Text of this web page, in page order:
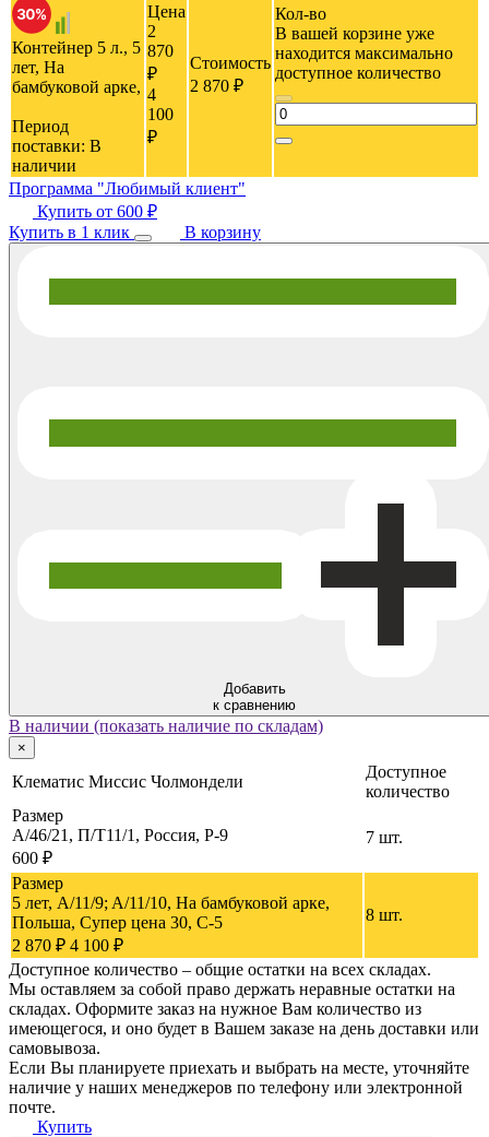
Контейнер 5 л., 5
лет, На
бамбуковой арке,
Период
поставки: В
наличии
Цена
2
870
₽
4
100
₽
Стоимость
2 870 ₽
Кол-во
В вашей корзине уже
находится максимально
доступное количество
Программа "Любимый клиент"
Купить от 600 ₽
Купить в 1 клик
В корзину
Добавить
к сравнению
В наличии (показать наличие по складам)
×
Клематис Миссис Чолмондели
Доступное
количество
Размер
А/46/21, П/Т11/1, Россия, P-9
600 ₽
7 шт.
Размер
5 лет, A/11/9; A/11/10, На бамбуковой арке,
Польша, Супер цена 30, C-5
2 870 ₽ 4 100 ₽
8 шт.
Доступное количество – общие остатки на всех складах.
Мы оставляем за собой право держать неравные остатки на
складах. Оформите заказ на нужное Вам количество из
имеющегося, и оно будет в Вашем заказе на день доставки или
самовывоза.
Если Вы планируете приехать и выбрать на месте, уточняйте
наличие у наших менеджеров по телефону или электронной
почте.
Купить